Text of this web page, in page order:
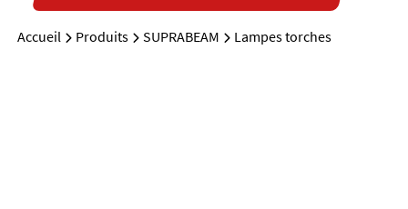
Accueil Produits SUPRABEAM Lampes torches